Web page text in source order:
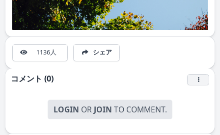
1136人 シェア
コメント (0)
LOGIN OR JOIN TO COMMENT.